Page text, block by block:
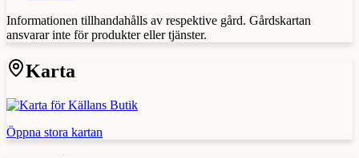
Informationen tillhandahålls av respektive gård. Gårdskartan
ansvarar inte för produkter eller tjänster.
Karta
Öppna stora kartan